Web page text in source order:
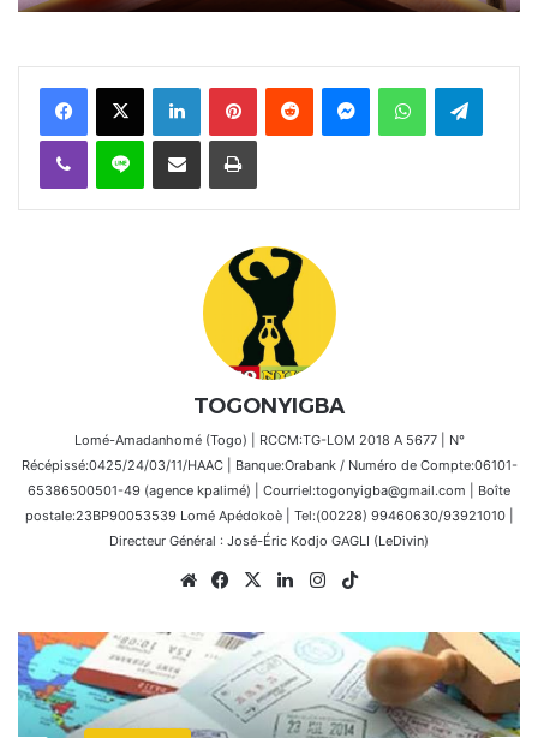
FacebookX Linkedin PinterestReddit MessengerWhatsAppTelegram
Viber Ligne Partager par email Imprimer
TOGONYIGBA
Lomé-Amadanhomé (Togo) | RCCM:TG-LOM 2018 A 5677 | N°
Récépissé:0425/24/03/11/HAAC | Banque:Orabank / Numéro de Compte:06101-
65386500501-49 (agence kpalimé) | Courriel:togonyigba@gmail.com | Boîte
postale:23BP90053539 Lomé Apédokoè | Tel:(00228) 99460630/93921010 |
Directeur Général : José-Éric Kodjo GAGLI (LeDivin)
WebsiteFacebook
X LinkedinInstagram